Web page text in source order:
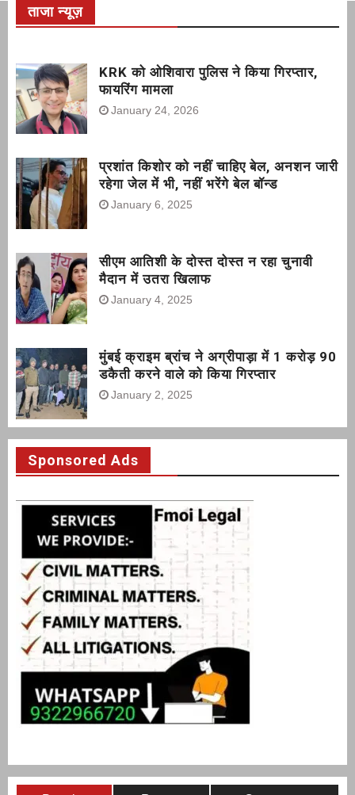
ताजा न्यूज़
KRK को ओशिवारा पुलिस ने किया गिरप्तार,
फायरिंग मामला
January 24, 2026
प्रशांत किशोर को नहीं चाहिए बेल, अनशन जारी
रहेगा जेल में भी, नहीं भरेंगे बेल बॉन्ड
January 6, 2025
सीएम आतिशी के दोस्त दोस्त न रहा चुनावी
मैदान में उतरा खिलाफ
January 4, 2025
मुंबई क्राइम ब्रांच ने अग्रीपाड़ा में 1 करोड़ 90
डकैती करने वाले को किया गिरप्तार
January 2, 2025
Sponsored Ads